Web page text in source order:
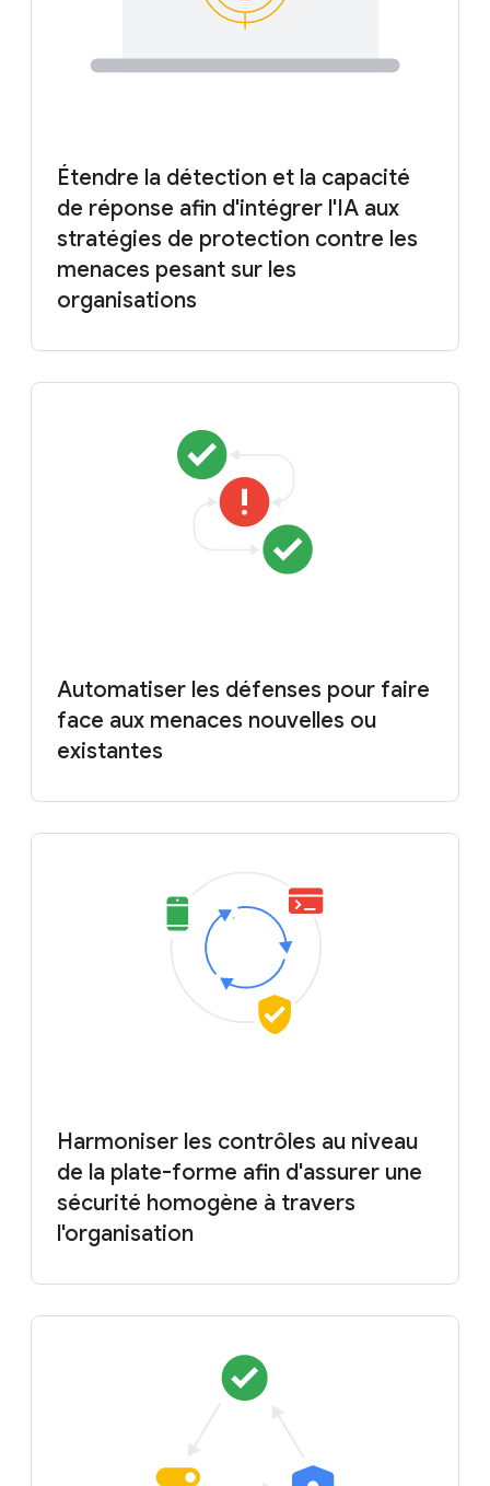
Étendre la détection et la capacité
de réponse afin d'intégrer l'IA aux
stratégies de protection contre les
menaces pesant sur les
organisations
Automatiser les défenses pour faire
face aux menaces nouvelles ou
existantes
Harmoniser les contrôles au niveau
de la plate-forme afin d'assurer une
sécurité homogène à travers
l'organisation